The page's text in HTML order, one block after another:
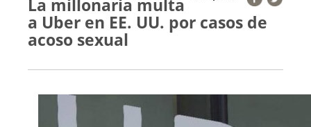
La millonaria multa
a Uber en EE. UU. por casos de
acoso sexual